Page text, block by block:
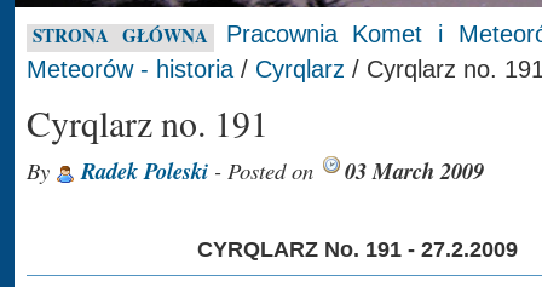
STRONA GŁÓWNA
Pracownia Komet i
Meteorów - historia / Cyrqlarz / Cyrqlarz no.
Cyrqlarz no. 191
By Radek Poleski - Posted on 03 March 2009
CYRQLARZ No. 191 - 27.2.2009